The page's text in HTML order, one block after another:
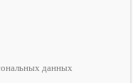
данных